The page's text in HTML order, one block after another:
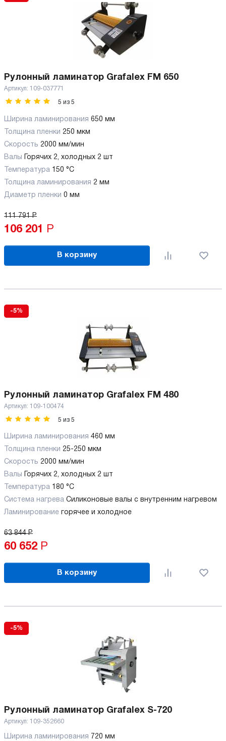
Рулонный ламинатор Grafalex FM 650
Артикул: 109-037771
5 из 5
Ширина ламинирования 650 мм
Толщина пленки 250 мкм
Скорость 2000 мм/мин
Валы
Горячих 2, холодных 2 шт
Температура 150 °C
Толщина ламинирования 2 мм
Диаметр пленки 0 мм
111 791 Р
106 201 Р
В корзину
-5%
Рулонный ламинатор Grafalex FM 480
Артикул: 109-100474
5 из 5
Ширина ламинирования 460 мм
Толщина пленки 25-250 мкм
Скорость 2000 мм/мин
Валы
Горячих 2, холодных 2 шт
Температура 180 °C
Система нагрева Силиконовые валы с внутренним нагревом
Ламинирование горячее и холодное
63 844 Р
60 652 Р
В корзину
-5%
Рулонный ламинатор Grafalex S-720
Артикул: 109-352660
Ширина ламинирования
720 мм